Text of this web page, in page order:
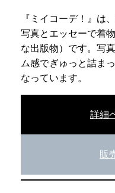
『ミイコーデ！』は
写真とエッセーで着
な出版物）です。写
ム感でぎゅっと詰ま
なっています。
詳細
販